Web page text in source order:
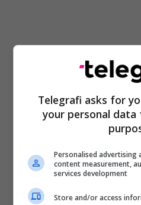
Telegrafi asks for
your personal
Personalised advertising
content measurement,
services development
Store and/or access